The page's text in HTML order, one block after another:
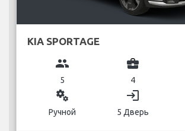
KIA SPORTAGE
group
5
business_center
4
miscellaneous_services
Ручной
login
5 Дверь